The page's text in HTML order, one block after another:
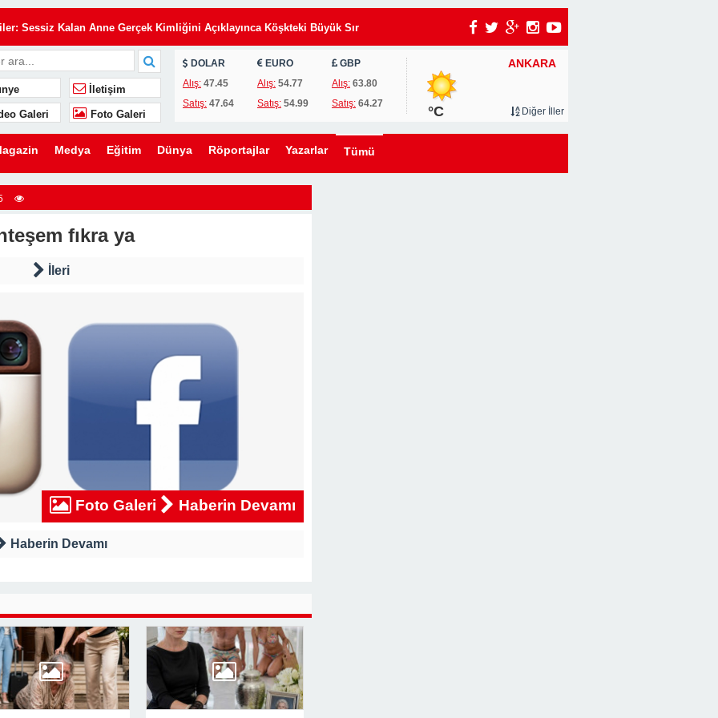
Sessiz Kalan Anne Gerçek Kimliğini Açıklayınca Köşkteki Büyük Sır
Annemi Hizmetçi Gibi Çalıştırıyorlardı: Tapunun Kime Ait Olduğunu
Gün, Kayınvalidesinin Son Hediyesi Hayatını Değiştirdi
Oğlunu Kurtaran Babanın Büyük Sırrı
Kahvaltı Masasında Tüm Gerçekleri Ortaya Çıkardı
Üvey Babasının Yaptığı Gizli Davet Tüm Ailenin Kaderini Değiştirdi
İki Havlu, Bir Babanın Sakladığı Büyük Acıyı Ortaya Çıkardı
İletişim
Galeri Foto Galeri
DOLAR
Alış: 47.45
Satış: 47.64
EURO
Alış:54.77
Satış:54.99
GBP
Alış:63.80
Satış:64.27
ANKARA
°C Diğer İller
Medya Eğitim Dünya Röportajlar Yazarlar Tümü
fıkra ya
İleri
Foto Galeri Haberin Devamı
Haberin Devamı